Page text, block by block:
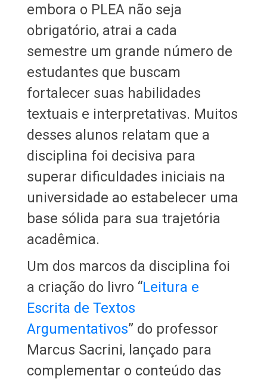
embora o PLEA não seja
obrigatório, atrai a cada
semestre um grande número de
estudantes que buscam
fortalecer suas habilidades
textuais e interpretativas. Muitos
desses alunos relatam que a
disciplina foi decisiva para
superar dificuldades iniciais na
universidade ao estabelecer uma
base sólida para sua trajetória
acadêmica.
Um dos marcos da disciplina foi
a criação do livro “Leitura e
Escrita de Textos
Argumentativos” do professor
Marcus Sacrini, lançado para
complementar o conteúdo das